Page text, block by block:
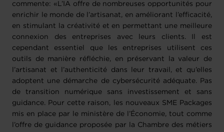
commente: «L’IA offre de nombreuses opportunités pour
enrichir le monde de l’artisanat, en améliorant l’efficacité,
en stimulant la créativité et en permettant une meilleure
connexion des entreprises avec leurs clients. Il est
cependant essentiel que les entreprises utilisent ces
outils de manière réfléchie, en préservant la valeur de
l’artisanat et l’authenticité dans leur travail, et qu’elles
adoptent une démarche de cybersécurité adéquate. Pas
de transition numérique sans investissement et sans
guidance. Pour cette raison, les nouveaux SME Packages
mis en place par le ministère de l’Économie, tout comme
l’offre de guidance proposée par la Chambre des métiers